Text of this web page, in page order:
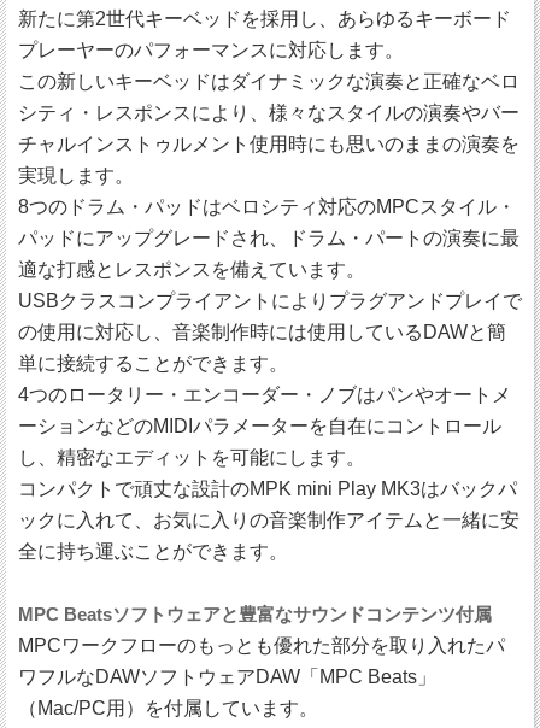
新たに第2世代キーベッドを採用し、あらゆるキーボード
プレーヤーのパフォーマンスに対応します。
この新しいキーベッドはダイナミックな演奏と正確なベロ
シティ・レスポンスにより、様々なスタイルの演奏やバー
チャルインストゥルメント使用時にも思いのままの演奏を
実現します。
8つのドラム・パッドはベロシティ対応のMPCスタイル・
パッドにアップグレードされ、ドラム・パートの演奏に最
適な打感とレスポンスを備えています。
USBクラスコンプライアントによりプラグアンドプレイで
の使用に対応し、音楽制作時には使用しているDAWと簡
単に接続することができます。
4つのロータリー・エンコーダー・ノブはパンやオートメ
ーションなどのMIDIパラメーターを自在にコントロール
し、精密なエディットを可能にします。
コンパクトで頑丈な設計のMPK mini Play MK3はバックパ
ックに入れて、お気に入りの音楽制作アイテムと一緒に安
全に持ち運ぶことができます。
MPC Beatsソフトウェアと豊富なサウンドコンテンツ付属
MPCワークフローのもっとも優れた部分を取り入れたパ
ワフルなDAWソフトウェアDAW「MPC Beats」
（Mac/PC用）を付属しています。